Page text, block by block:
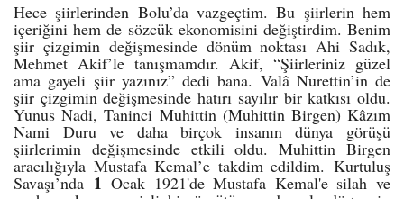
Hece şiirlerinden Bolu’da vazgeçtim. Bu şiirlerin hem
içeriğini hem de sözcük ekonomisini değiştirdim. Benim
şiir çizgimin değişmesinde dönüm noktası Ahi Sadık,
Mehmet Akif’le tanışmamdır. Akif, “Şiirleriniz güzel
ama gayeli şiir yazınız” dedi bana. Valâ Nurettin’in de
şiir çizgimin değişmesinde hatırı sayılır bir katkısı oldu.
Yunus Nadi, Taninci Muhittin (Muhittin Birgen) Kâzım
Nami Duru ve daha birçok insanın dünya görüşü
şiirlerimin değişmesinde etkili oldu. Muhittin Birgen
aracılığıyla Mustafa Kemal’e takdim edildim. Kurtuluş
Savaşı’nda 1 Ocak 1921'de Mustafa Kemal'e silah ve